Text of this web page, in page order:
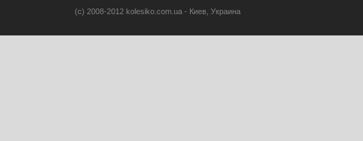
(c) 2008-2012 kolesiko.com.ua - Киев, Украина